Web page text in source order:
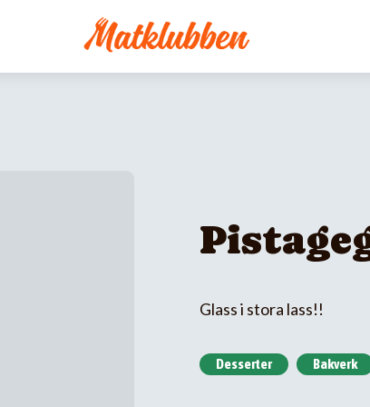
Glass i stora lass!!
Desserter Bakverk